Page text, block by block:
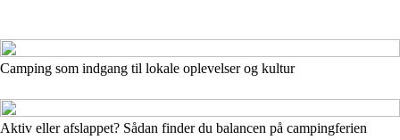
Camping som indgang til lokale oplevelser og kultur
Aktiv eller afslappet? Sådan finder du balancen på campingferien